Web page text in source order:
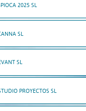
2025 SL
SL
SL
PROYECTOS SL